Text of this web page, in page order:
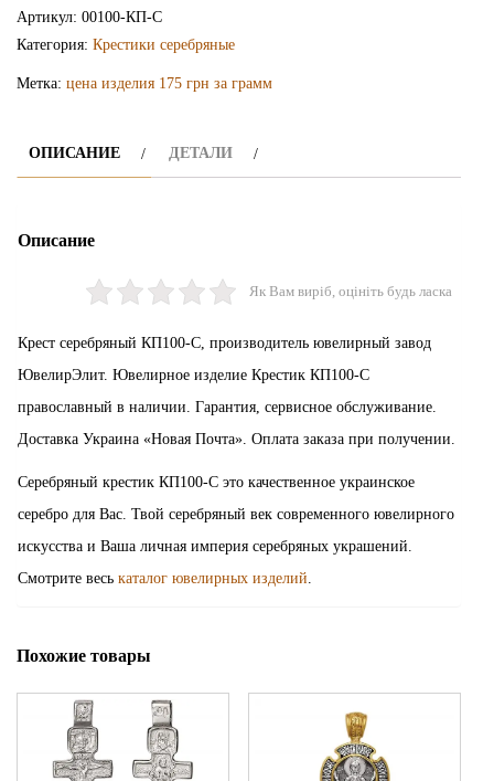
Артикул: 00100-КП-С
Категория: Крестики серебряные
Метка: цена изделия 175 грн за грамм
ОПИСАНИЕ ДЕТАЛИ
Описание
Як Вам виріб, оцініть будь ласка
Крест серебряный КП100-С, производитель ювелирный завод
ЮвелирЭлит. Ювелирное изделие Крестик КП100-С
православный в наличии. Гарантия, сервисное обслуживание.
Доставка Украина «Новая Почта». Оплата заказа при получении.
Серебряный крестик КП100-С это качественное украинское
серебро для Вас. Твой серебряный век современного ювелирного
искусства и Ваша личная империя серебряных украшений.
Смотрите весь каталог ювелирных изделий
Похожие товары